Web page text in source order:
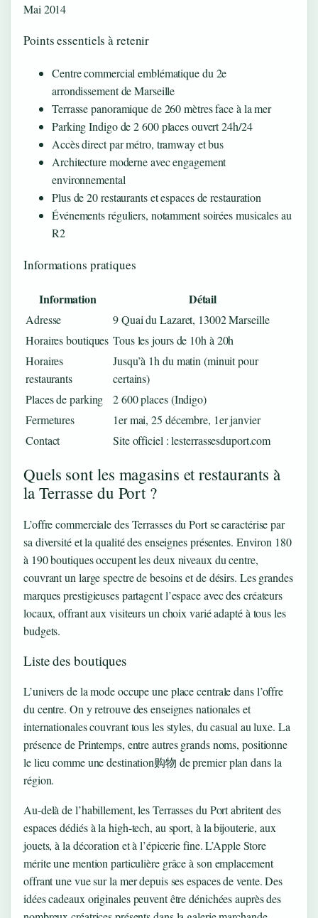
Mai 2014
Points essentiels à retenir
Centre commercial emblématique du 2e
arrondissement de Marseille
Terrasse panoramique de 260 mètres face à la mer
Parking Indigo de 2 600 places ouvert 24h/24
Accès direct par métro, tramway et bus
Architecture moderne avec engagement
environnemental
Plus de 20 restaurants et espaces de restauration
Événements réguliers, notamment soirées musicales au
R2
Informations pratiques
Information Détail
Adresse
9 Quai du Lazaret, 13002 Marseille
Horaires boutiques Tous les jours de 10h à 20h
Horaires
restaurants
Jusqu’à 1h du matin (minuit pour
certains)
Places de parking
2 600 places (Indigo)
Fermetures
1er mai, 25 décembre, 1er janvier
Contact
Site officiel : lesterrassesduport.com
Quels sont les magasins et restaurants à
la Terrasse du Port ?
L’offre commerciale des Terrasses du Port se caractérise par
sa diversité et la qualité des enseignes présentes. Environ 180
à 190 boutiques occupent les deux niveaux du centre,
couvrant un large spectre de besoins et de désirs. Les grandes
marques prestigieuses partagent l’espace avec des créateurs
locaux, offrant aux visiteurs un choix varié adapté à tous les
budgets.
Liste des boutiques
L’univers de la mode occupe une place centrale dans l’offre
du centre. On y retrouve des enseignes nationales et
internationales couvrant tous les styles, du casual au luxe. La
présence de Printemps, entre autres grands noms, positionne
le lieu comme une destination购物 de premier plan dans la
région.
Au-delà de l’habillement, les Terrasses du Port abritent des
espaces dédiés à la high-tech, au sport, à la bijouterie, aux
jouets, à la décoration et à l’épicerie fine. L’Apple Store
mérite une mention particulière grâce à son emplacement
offrant une vue sur la mer depuis ses espaces de vente. Des
idées cadeaux originales peuvent être dénichées auprès des